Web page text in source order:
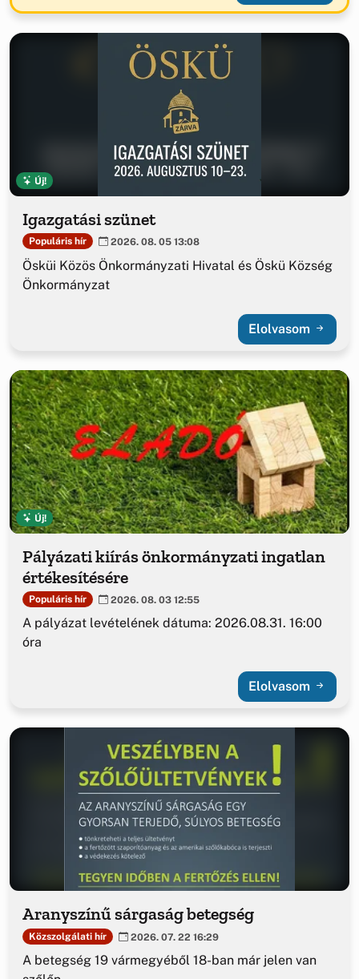
Új!
Igazgatási szünet
Populáris hír 2026. 08. 05 13:08
Ösküi Közös Önkormányzati Hivatal és Öskü Község
Önkormányzat
Elolvasom
Új!
Pályázati kiírás önkormányzati ingatlan
értékesítésére
Populáris hír 2026. 08. 03 12:55
A pályázat levételének dátuma: 2026.08.31. 16:00
óra
Elolvasom
Aranyszínű sárgaság betegség
Közszolgálati hír 2026. 07. 22 16:29
A betegség 19 vármegyéből 18-ban már jelen van